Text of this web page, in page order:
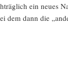
ein neu­es
dem dann die